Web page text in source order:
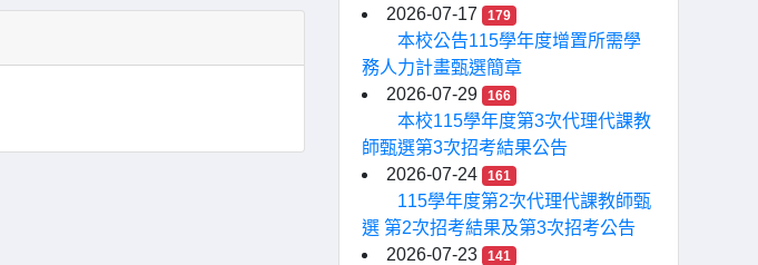
2026-07-17
179
本校公告115學年度增置所需學
務人力計畫甄選簡章
2026-07-29
166
本校115學年度第3次代理代課教
師甄選第3次招考結果公告
2026-07-24
161
115學年度第2次代理代課教師甄
選 第2次招考結果及第3次招考公告
2026-07-23
141